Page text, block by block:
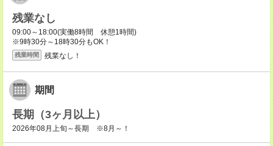
残業なし
09:00～18:00(実働8時間 休憩1時間)
※9時30分～18時30分もOK！
残業時間 残業なし！
期間
長期（3ヶ月以上）
2026年08月上旬～長期 ※8月～！